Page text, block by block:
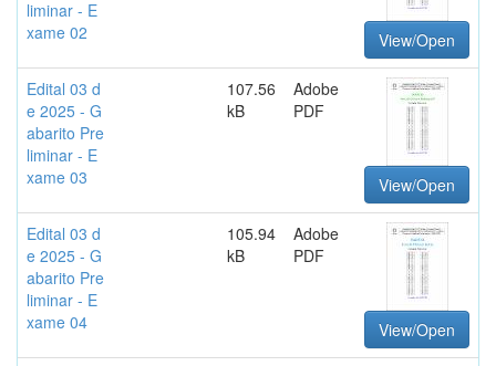
liminar - E
xame 02
View/Open
Edital 03 d
e 2025 - G
abarito Pre
liminar - E
xame 03
107.56
kB
Adobe
PDF
View/Open
Edital 03 d
e 2025 - G
abarito Pre
liminar - E
xame 04
105.94
kB
Adobe
PDF
View/Open